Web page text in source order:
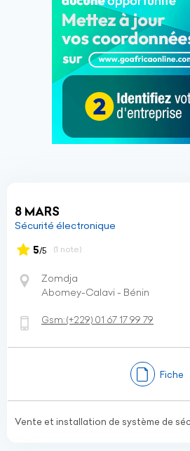
8 MARS
Sécurité électronique
5/5 (1 note)
Zomdja
Abomey-Calavi - Bénin
Gsm:(+229) 01 67 17 99 79
Fiche
Vente et installation de système de